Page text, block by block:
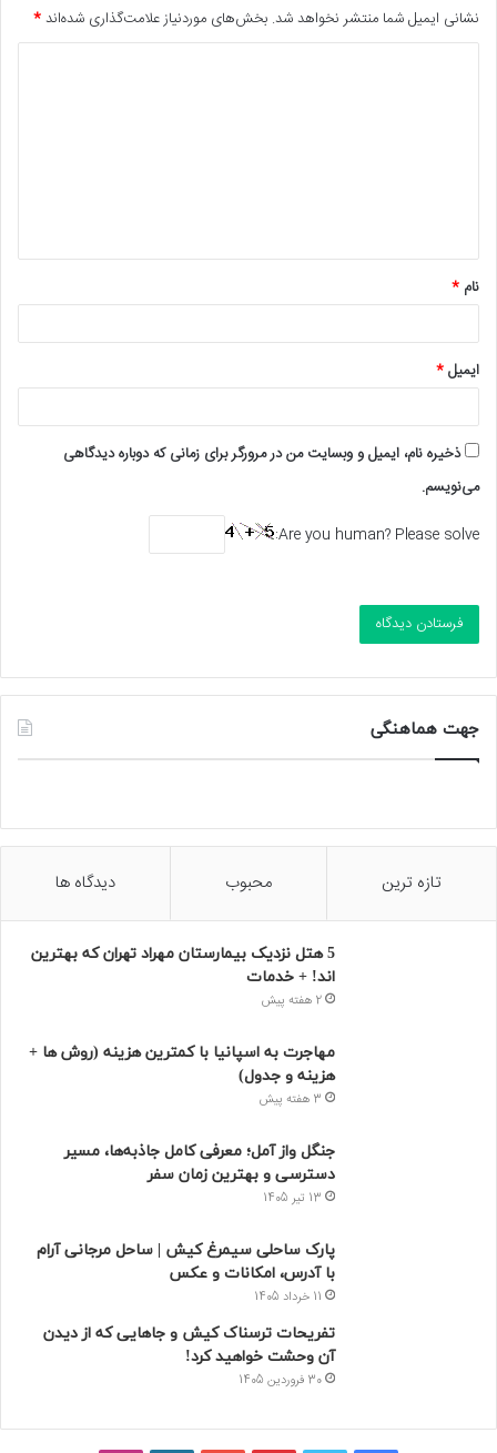
نشانی ایمیل شما منتشر نخواهد شد. بخش‌های موردنیاز علامت‌گذاری شده‌اند*
*
نام *
ایمیل*
ذخیره نام، ایمیل و وبسایت من در مرورگر برای زمانی که دوباره دیدگاهی
می‌نویسم.
Are you human? Please solve:
جهت هماهنگی
تازه ترین محبوب دیدگاه ها
5 هتل نزدیک بیمارستان مهراد تهران که بهترین‌
اند! + خدمات
2 هفته پیش
مهاجرت به اسپانیا با کمترین هزینه (روش ها +
هزینه و جدول)
3 هفته پیش
جنگل واز آمل؛ معرفی کامل جاذبه‌ها، مسیر
دسترسی و بهترین زمان سفر
13 تیر 1405
پارک ساحلی سیمرغ کیش | ساحل مرجانی آرام
با آدرس، امکانات و عکس
11 خرداد 1405
تفریحات ترسناک کیش و جاهایی که از دیدن
آن وحشت خواهید کرد!
30 فروردین 1405